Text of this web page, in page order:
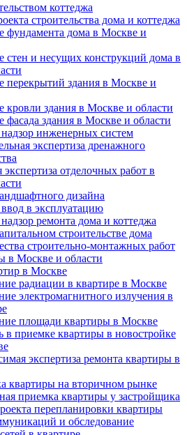
коттеджа
строительства дома и коттеджа
фундамента дома в Москве и
стен и несущих конструкций дома в
перекрытий здания в Москве и
кровли здания в Москве и области
фасада здания в Москве и области
инженерных систем
экспертиза дренажного
экспертиза отделочных работ в
дизайна
в эксплуатацию
ремонта дома и коттеджа
строительстве дома
строительно-монтажных работ
в Москве и области
в Москве
радиации в квартире в Москве
электромагнитного излучения в
площади квартиры в Москве
приемке квартиры в новостройке
экспертиза ремонта квартиры в
квартиры на вторичном рынке
приемка квартиры у застройщика
перепланировки квартиры
и обследование